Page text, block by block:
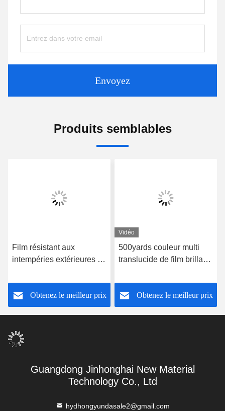
Envoyez
Produits semblables
Film résistant aux
intempéries extérieures de
Titanium PRO Film de
protection de peinture
automobile
Obtenez le meilleur prix
Vidéo
500yards couleur multi
translucide de film brillant
imperméable du
polyuréthane TPU
Obtenez le meilleur prix
Guangdong Jinhonghai New Material
Technology Co., Ltd
hydhongyundasale2@gmail.com